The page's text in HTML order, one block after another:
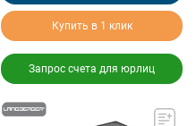
Купить в 1 клик
Запрос счета для юрлиц